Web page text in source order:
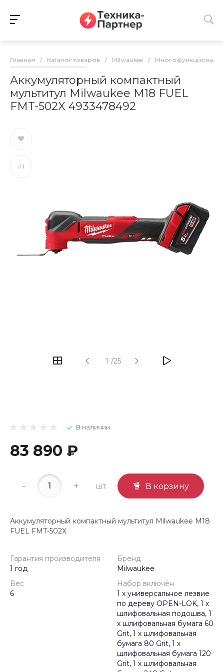
Главная / Каталог товаров / Milwaukee /
Аккумуляторный компактный
мультитул Milwaukee M18 FUEL
FMT-502X 4933478492
1 /25
В наличии
83 890 ₽
- + шт. В корзину
Аккумуляторный компактный мультитул Milwaukee M18
FUEL FMT-502X
Гарантия производителя
1 год
Бренд
Milwaukee
Вес
6
Набор включён
1 х универсальное лезвие
по дереву OPEN-LOK, 1 х
шлифовальная подошва, 1
х шлифовальная бумага 60
Grit, 1 х шлифовальная
бумага 80 Grit, 1 х
шлифовальная бумага 120
Grit, 1 х шлифовальная